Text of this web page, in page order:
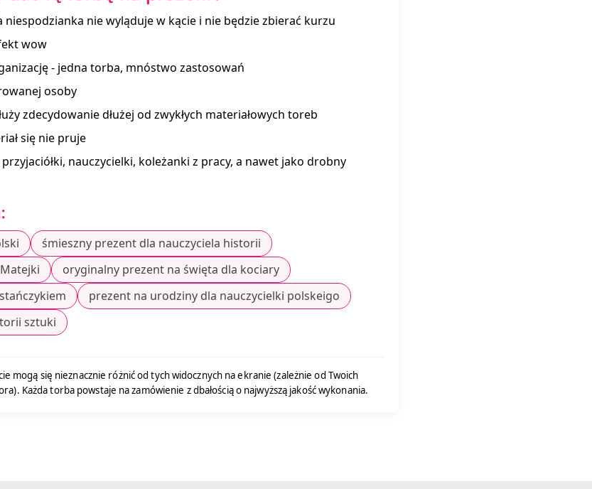
niespodzianka nie wyląduje w kącie i nie będzie zbierać kurzu
wow
- jedna torba, mnóstwo zastosowań
osoby
zdecydowanie dłużej od zwykłych materiałowych toreb
się nie pruje
nauczycielki, koleżanki z pracy, a nawet jako drobny
śmieszny prezent dla nauczyciela historii
oryginalny prezent na święta dla kociary
prezent na urodziny dla nauczycielki polskeigo
sztuki
mogą się nieznacznie różnić od tych widocznych na ekranie (zależnie od Twoich
Każda torba powstaje na zamówienie z dbałością o najwyższą jakość wykonania.